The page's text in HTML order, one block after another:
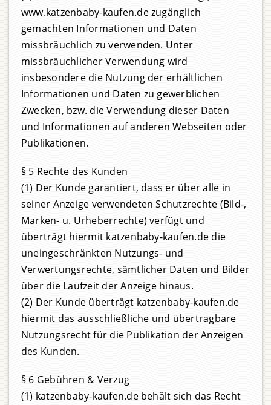
www.katzenbaby-kaufen.de zugänglich
gemachten Informationen und Daten
missbräuchlich zu verwenden. Unter
missbräuchlicher Verwendung wird
insbesondere die Nutzung der erhältlichen
Informationen und Daten zu gewerblichen
Zwecken, bzw. die Verwendung dieser Daten
und Informationen auf anderen Webseiten oder
Publikationen.
§ 5 Rechte des Kunden
(1) Der Kunde garantiert, dass er über alle in
seiner Anzeige verwendeten Schutzrechte (Bild-,
Marken- u. Urheberrechte) verfügt und
überträgt hiermit katzenbaby-kaufen.de die
uneingeschränkten Nutzungs- und
Verwertungsrechte, sämtlicher Daten und Bilder
über die Laufzeit der Anzeige hinaus.
(2) Der Kunde überträgt katzenbaby-kaufen.de
hiermit das ausschließliche und übertragbare
Nutzungsrecht für die Publikation der Anzeigen
des Kunden.
§ 6 Gebühren & Verzug
(1) katzenbaby-kaufen.de behält sich das Recht